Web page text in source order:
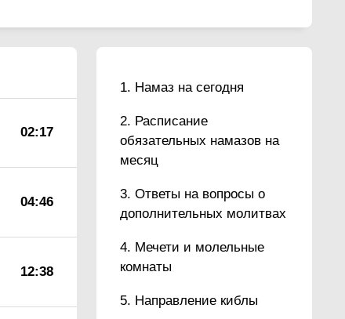
Намаз на сегодня
Расписание
обязательных намазов на
месяц
Ответы на вопросы о
дополнительных молитвах
Мечети и молельные
комнаты
Направление киблы
02:17
04:46
12:38